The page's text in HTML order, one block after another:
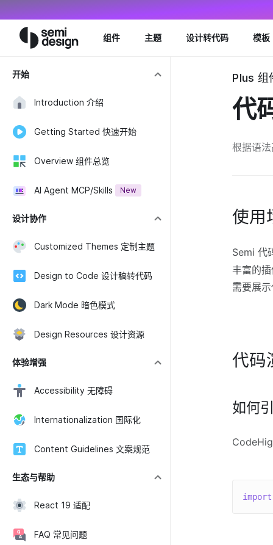
组件 主题 设计转代码 模板
开始
Introduction 介绍
Getting Started 快速开始
Overview 组件总览
AI Agent MCP/Skills New
设计协作
Customized Themes 定制主题
Design to Code 设计稿转代码
Dark Mode 暗色模式
Design Resources 设计资源
体验增强
Accessibility 无障碍
Internationalization 国际化
Content Guidelines 文案规范
生态与帮助
React 19 适配
FAQ 常见问题
Plus 组
代
根据语
使用
Semi 代
丰富的
需要展
代码
如何
import